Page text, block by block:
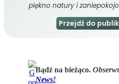
piękno natury i
Przejdź do
Bądź na bieżąco.
News!